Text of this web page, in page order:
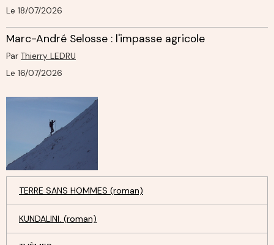
Le 18/07/2026
Marc-André Selosse : l'impasse agricole
Par Thierry LEDRU
Le 16/07/2026
TERRE SANS HOMMES (roman)
KUNDALINI. (roman)